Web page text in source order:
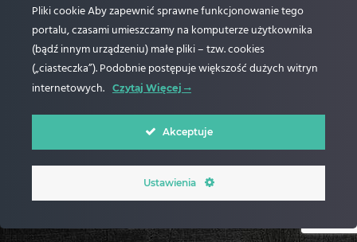
© Aerograf 2024 Wszelkie Prawa Zastrzeżone | Polityka prywatności
OpenTech
Pliki cookie Aby zapewnić sprawne funkcjonowanie tego
portalu, czasami umieszczamy na komputerze użytkownika
(bądź innym urządzeniu) małe pliki – tzw. cookies
(„ciasteczka”). Podobnie postępuje większość dużych witryn
internetowych.
Czytaj Więcej
Akceptuje
Ustawienia